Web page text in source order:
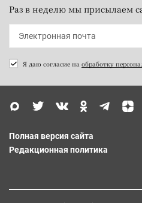
Раз в неделю мы присылаем
Я даю согласие на обработку
Полная версия сайта
Редакционная политика